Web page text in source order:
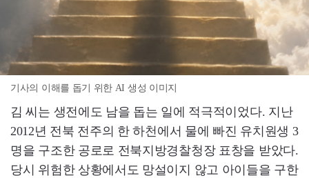
기사의 이해를 돕기 위한 AI 생성 이미지
김 씨는 생전에도 남을 돕는 일에 적극적이었다. 지난
2012년 전북 전주의 한 하천에서 물에 빠진 유치원생 3
명을 구조한 공로로 전북지방경찰청장 표창을 받았다.
당시 위험한 상황에서도 망설이지 않고 아이들을 구한